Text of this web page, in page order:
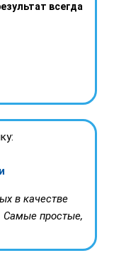
всегда
в качестве
Самые простые,